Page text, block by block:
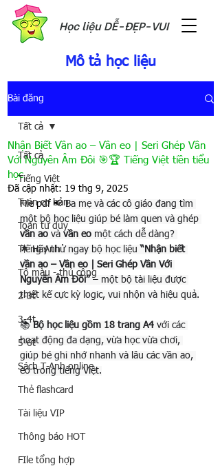
Học liệu DỄ-ĐẸP-VUI
Mô tả học liệu
Bài đăng
Tất cả
Tiếng Việt
Toán cơ bản
Toán tư duy
Tiếng Anh
Tô màu - thủ công
2-3t
3-4t
5-6t
Sách T-Anh online
Thẻ flashcard
Tài liệu VIP
Thông báo HOT
FIle tổng hợp
Tất cả
Nhận Biết Vần ao – Vần eo | Seri Ghép Vần
Với Nguyên Âm Đôi 🎯🏆 Tiếng Việt tiền tiểu
học
Đã cập nhật: 19 thg 9, 2025
File pdf 📢 Ba mẹ và các cô giáo đang tìm
một bộ học liệu giúp bé làm quen và ghép
vần ao và vần eo một cách dễ dàng?
🌟 Hãy thử ngay bộ học liệu “Nhận biết
vần ao – Vần eo | Seri Ghép Vần Với
Nguyên Âm Đôi” – một bộ tài liệu được
thiết kế cực kỳ logic, vui nhộn và hiệu quả.
📚 Bộ học liệu gồm 18 trang A4 với các
hoạt động đa dạng, vừa học vừa chơi,
giúp bé ghi nhớ nhanh và lâu các vần ao,
eo trong tiếng Việt.